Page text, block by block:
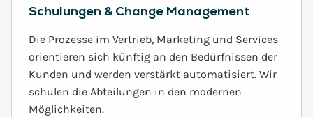
Schulungen & Change Management
Die Prozesse im Vertrieb, Marketing und Services
orientieren sich künftig an den Bedürfnissen der
Kunden und werden verstärkt automatisiert. Wir
schulen die Abteilungen in den modernen
Möglichkeiten.